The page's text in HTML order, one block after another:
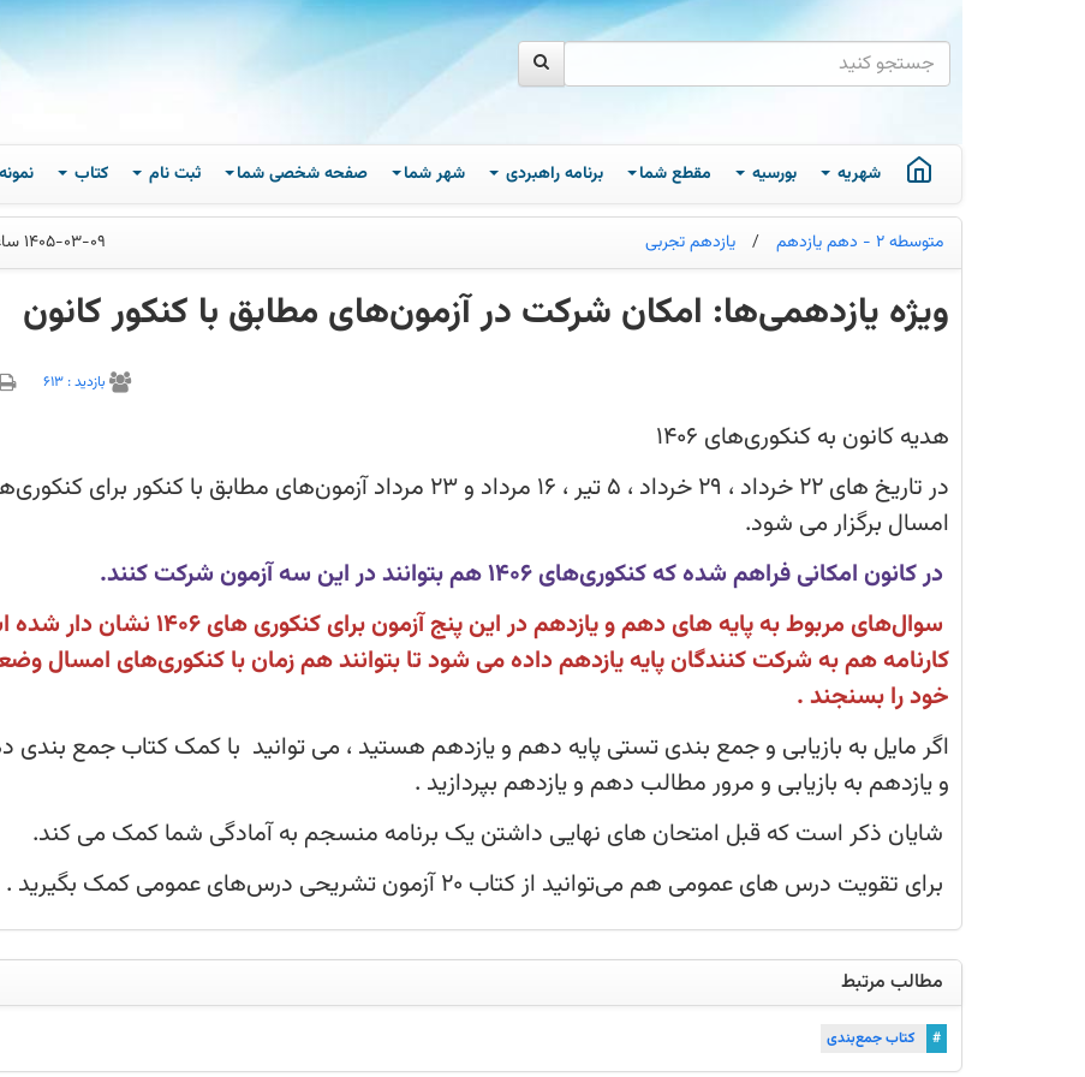
شهریه بورسیه مقطع شما برنامه راهبردی شهر شما صفحه شخصی شما ثبت نام کتاب
متوسطه 2 - دهم یازدهم / یازدهم تجربی 1405-03-09 ساعت 10
ویژه یازدهمی‌ها: امکان شرکت در آزمون‌های مطابق با کنکور کانون
که
1406
هم
بتوانند
در
سه
آزمون
کنند.
بازديد : 613
هدیه کانون به کنکوری‌های 1406
در تاریخ های 22 خرداد ، 29 خرداد ، 5 تیر ، 16 مرداد و 23 مرداد آزمون‌های مطابق با کنکور برای
امسال برگزار می شود.
در کانون امکانی فراهم شده که کنکوری‌های 1406 هم بتوانند در این سه آزمون شرکت کنند.
سوال‌های مربوط به پایه های دهم و یازدهم در این پنج آزمون برای کنکوری
کارنامه هم به شرکت کنندگان پایه یازدهم داده می شود تا بتوانند هم زمان با کنکوری‌های امسال
خود را بسنجند .
اگر مایل به بازیابی و جمع بندی تستی پایه دهم و یازدهم هستید ، می توانید با کمک کتاب جمع بندی
و یازدهم به بازیابی و مرور مطالب دهم و یازدهم بپردازید .
شایان ذکر است که قبل امتحان های نهایی داشتن یک برنامه منسجم به آمادگی شما کمک می کند.
برای تقویت درس های عمومی هم می‌توانید از کتاب 20 آزمون تشریحی درس‌های عمومی کمک بگیرید .
مطالب مرتبط
# کتاب جمع‌بندی